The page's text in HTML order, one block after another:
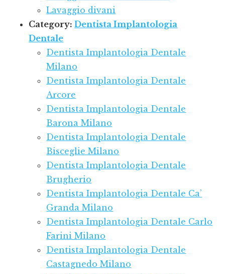
Lavaggio divani
Category:Dentista Implantologia
Dentale
Dentista Implantologia Dentale
Milano
Dentista Implantologia Dentale
Arcore
Dentista Implantologia Dentale
Barona Milano
Dentista Implantologia Dentale
Bisceglie Milano
Dentista Implantologia Dentale
Brugherio
Dentista Implantologia Dentale Ca’
Granda Milano
Dentista Implantologia Dentale Carlo
Farini Milano
Dentista Implantologia Dentale
Castagnedo Milano